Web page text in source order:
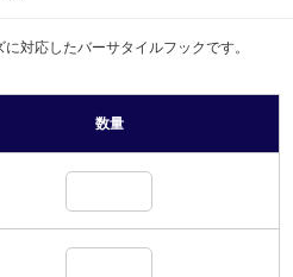
対応したバーサタイルフックです。
数量